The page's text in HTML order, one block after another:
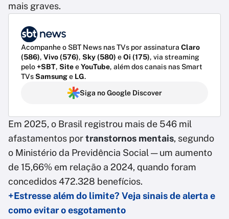
mais graves.
Acompanhe o SBT News nas TVs por assinatura Claro
(586), Vivo (576), Sky (580) eOi (175), via streaming
pelo+SBT, SiteeYouTube, além dos canais nas Smart
TVsSamsunge LG.
Siga no Google Discover
Em 2025, o Brasil registrou mais de 546 mil
afastamentos portranstornos mentais, segundo
o Ministério da Previdência Social — um aumento
de 15,66% em relação a 2024, quando foram
concedidos 472.328 benefícios.
+Estresse além do limite? Veja sinais de alerta e
como evitar o esgotamento